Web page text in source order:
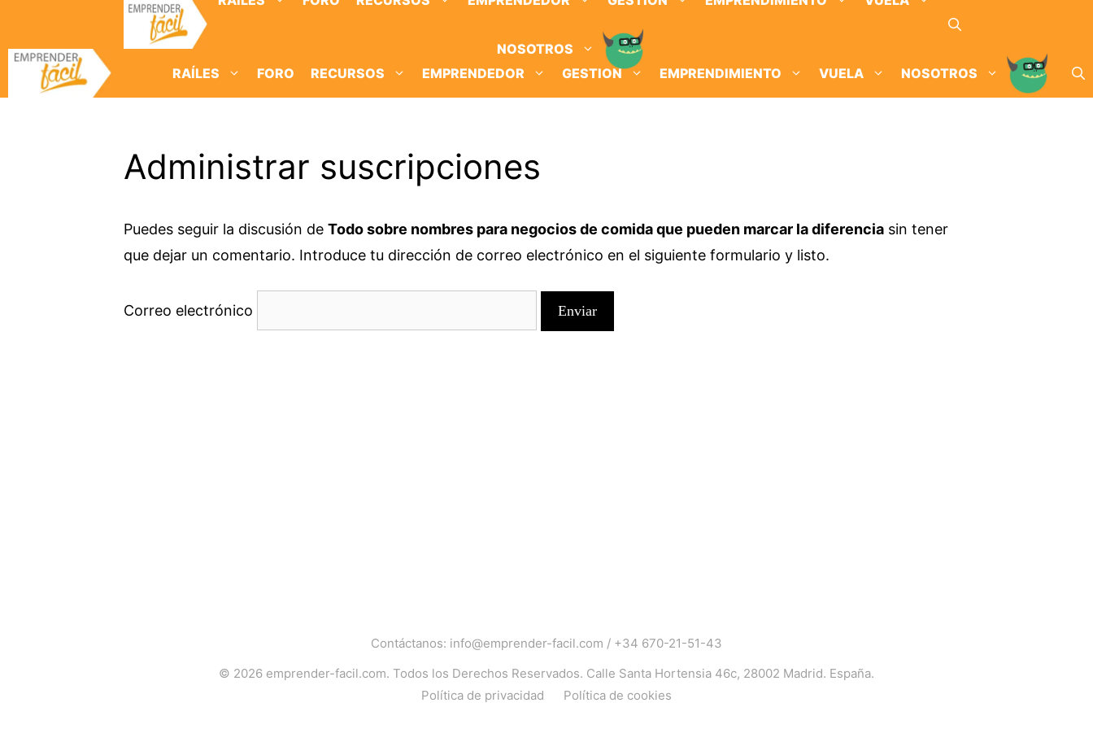
contenido
NOSOTROS
RAÍLES
FORO RECURSOS EMPRENDEDOR GESTION EMPRENDIMIENTO VUELA NOSOTROS
Administrar suscripciones
Puedes seguir la discusión de Todo sobre nombres para negocios de comida que pueden marcar la diferencia sin tener
que dejar un comentario. Introduce tu dirección de correo electrónico en el siguiente formulario y listo.
Correo electrónico
Contáctanos: info@emprender-facil.com / +34 670-21-51-43
© 2026 emprender-facil.com. Todos los Derechos Reservados. Calle Santa Hortensia 46c, 28002 Madrid. España.
Política de privacidad
Política de cookies